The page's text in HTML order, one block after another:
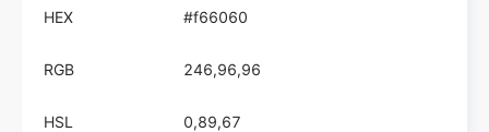
HEX #f66060
RGB 246,96,96
HSL 0,89,67